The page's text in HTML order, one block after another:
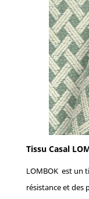
Tissu Casal
LOMBOK est un
résistance et des